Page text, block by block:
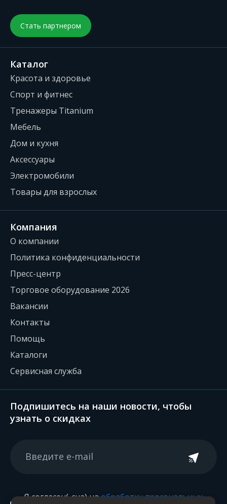
Стать партнером
Каталог
Красота и здоровье
Спорт и фитнес
Тренажеры Titanium
Мебель
Дом и кухня
Аксессуары
Электромобили
Товары для взрослых
Компания
О компании
Политика конфиденциальности
Пресс-центр
Торговое оборудование 2026
Вакансии
Контакты
Помощь
Каталоги
Сервисная служба
Подпишитесь на наши новости, чтобы
узнать о скидках
Я согласен(-сна) наобработку персональных